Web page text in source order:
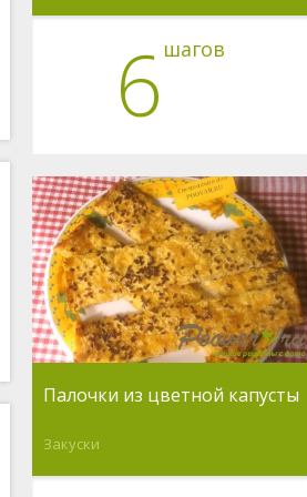
6 шагов
Палочки из цветной капусты
Закуски